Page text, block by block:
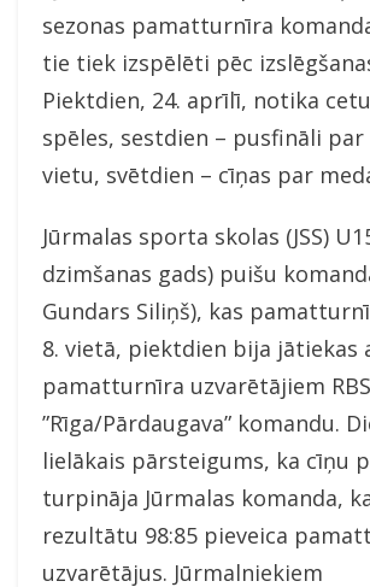
sezonas pamatturnīra
tie tiek izspēlēti pēc
Piektdien, 24. aprīlī, notika
spēles, sestdien – pusfināli par
vietu, svētdien – cīņas par
Jūrmalas sporta skolas (JSS)
dzimšanas gads) puišu
Gundars Siliņš), kas
8. vietā, piektdien bija jātiekas
pamatturnīra uzvarētājiem RBS
”Rīga/Pārdaugava” komandu.
lielākais pārsteigums, ka cīņu
turpināja Jūrmalas komanda,
rezultātu 98:85 pieveica
uzvarētājus. Jūrmalniekiem